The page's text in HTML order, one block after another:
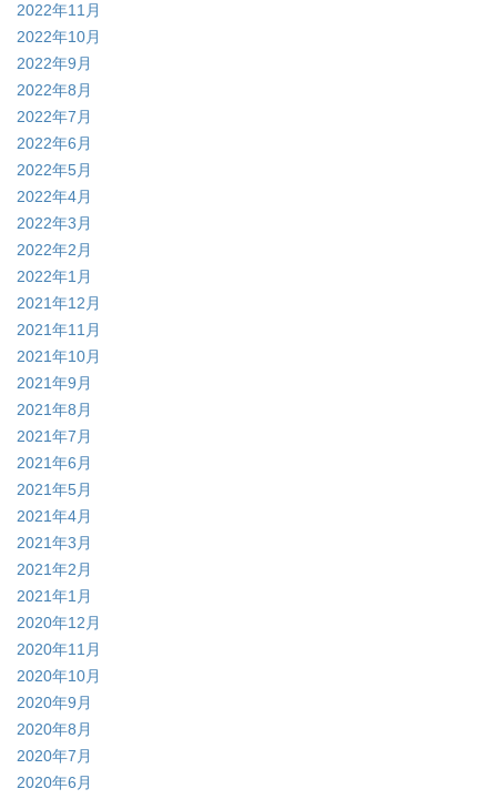
2022年11月
2022年10月
2022年9月
2022年8月
2022年7月
2022年6月
2022年5月
2022年4月
2022年3月
2022年2月
2022年1月
2021年12月
2021年11月
2021年10月
2021年9月
2021年8月
2021年7月
2021年6月
2021年5月
2021年4月
2021年3月
2021年2月
2021年1月
2020年12月
2020年11月
2020年10月
2020年9月
2020年8月
2020年7月
2020年6月